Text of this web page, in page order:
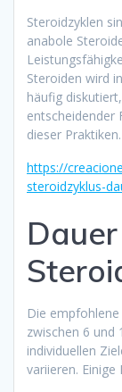
Steroidzyklen
anabole
Steroiden wird
häufig
entscheidender
dieser Praktiken.
https://
steroidzyklus-
Die
zwischen 6 und
individuellen
variieren.